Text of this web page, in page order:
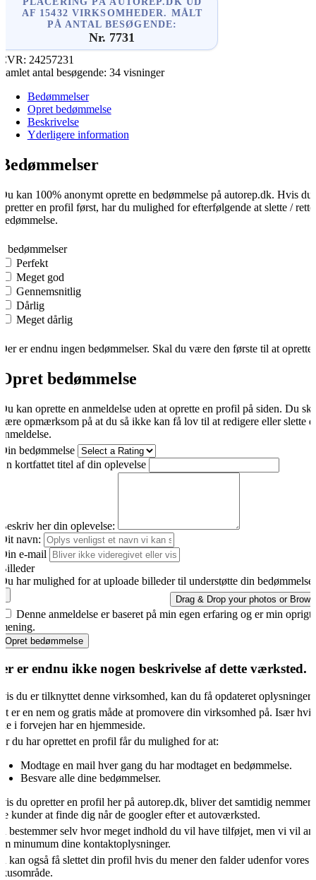
AF 15432 VIRKSOMHEDER. MÅLT
PÅ ANTAL BESØGENDE:
Nr. 7731
24257231
antal besøgende: 34 visninger
Bedømmelser
Opret bedømmelse
Beskrivelse
Yderligere information
kan 100% anonymt oprette en bedømmelse på autorep.dk. Hvis du
en profil først, har du mulighed for efterfølgende at slette /
bedømmelser
Perfekt
Meget god
Gennemsnitlig
Dårlig
Meget dårlig
er endnu ingen bedømmelser. Skal du være den første til at oprette
bedømmelse
kan oprette en anmeldelse uden at oprette en profil på siden. Du
opmærksom på at du så ikke kan få lov til at redigere eller slette
bedømmelse
kortfattet titel af din oplevelse
her din oplevelse:
navn:
e-mail
har mulighed for at uploade billeder til understøtte din bedømmelse.
Drag & Drop your photos or
Denne anmeldelse er baseret på min egen erfaring og er min
Opret bedømmelse
er endnu ikke nogen beskrivelse af dette værksted.
du er tilknyttet denne virksomhed, kan du få opdateret
er en nem og gratis måde at promovere din virksomhed på. Især
i forvejen har en hjemmeside.
du har oprettet en profil får du mulighed for at:
Modtage en mail hver gang du har modtaget en bedømmelse.
Besvare alle dine bedømmelser.
du opretter en profil her på autorep.dk, bliver det samtidig
kunder at finde dig når de googler efter et autoværksted.
bestemmer selv hvor meget indhold du vil have tilføjet, men vi vil
minumum dine kontaktoplysninger.
kan også få slettet din profil hvis du mener den falder udenfor vores